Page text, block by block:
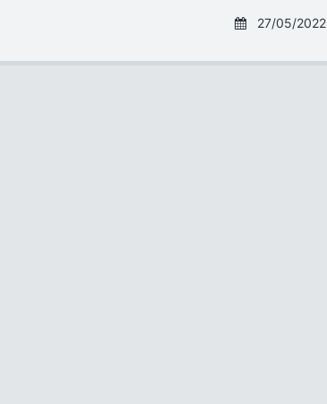
27/05/2022